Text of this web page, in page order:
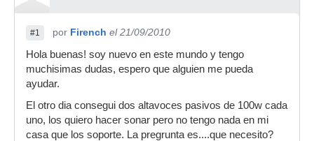
#1 por Firench el 21/09/2010
Hola buenas! soy nuevo en este mundo y tengo
muchisimas dudas, espero que alguien me pueda
ayudar.
El otro dia consegui dos altavoces pasivos de 100w cada
uno, los quiero hacer sonar pero no tengo nada en mi
casa que los soporte. La pregrunta es....que necesito?